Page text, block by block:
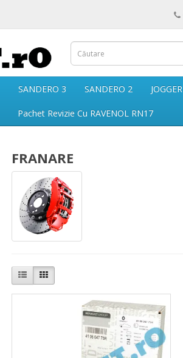
SANDERO 3 SANDERO 2 JOGGER
Pachet Revizie Cu RAVENOL RN17
FRANARE